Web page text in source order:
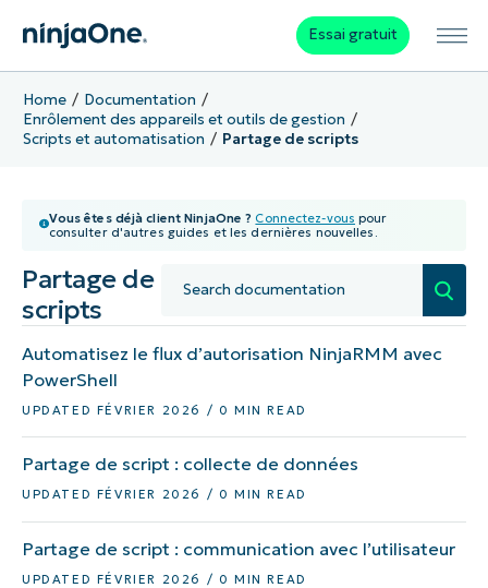
Essai gratuit
Home
Documentation
Enrôlement des appareils et outils de gestion
Scripts et automatisation
Partage de scripts
Vous êtes déjà client NinjaOne ? Connectez-vous pour
consulter d'autres guides et les dernières nouvelles.
Partage de
scripts
Automatisez le flux d’autorisation NinjaRMM avec
PowerShell
UPDATED FÉVRIER 2026 / 0 MIN READ
Partage de script : collecte de données
UPDATED FÉVRIER 2026 / 0 MIN READ
Partage de script : communication avec l’utilisateur
UPDATED FÉVRIER 2026 / 0 MIN READ